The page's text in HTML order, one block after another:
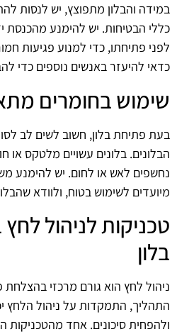
במידה והבלון מתפוצץ, יש לנסות
כללי הבטיחות. יש להימנע מהכנסת
לפני פתיחתו, כדי למנוע פגיעות
כדאי להיעזר באנשים נוספים כדי
שימוש בחומרים
בעת פתיחת בלון, חשוב לשים לב
הבלונים. בלונים עשויים מלטקס או
נחשפים לאש או לחום. יש להימנע
מיועדים לשימוש בטוח, ולוודא
טכניקות לניהול
בלון
ניהול לחץ הוא גורם מרכזי
התהליך, התמקדות על ניהול הלחץ
ולהפחית סיכונים. אחד מהטכניקות